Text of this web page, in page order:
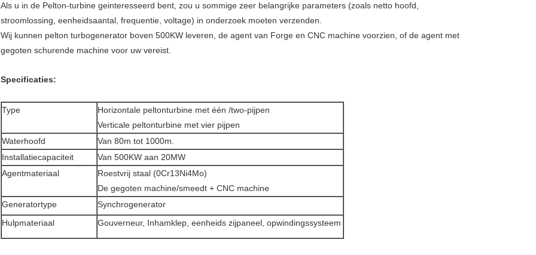
Als u in de Pelton-turbine geinteresseerd bent, zou u sommige zeer belangrijke parameters (zoals netto hoofd,
stroomlossing, eenheidsaantal, frequentie, voltage) in onderzoek moeten verzenden.
Wij kunnen pelton turbogenerator boven 500KW leveren, de agent van Forge en CNC machine voorzien, of de agent met
gegoten schurende machine voor uw vereist.
Specificaties:
Type
Horizontale peltonturbine met één /two-pijpen
Verticale peltonturbine met vier pijpen
Waterhoofd
Van 80m tot 1000m.
Installatiecapaciteit
Van 500KW aan 20MW
Agentmateriaal
Roestvrij staal (0Cr13Ni4Mo)
De gegoten machine/smeedt + CNC machine
Generatortype
Synchrogenerator
Hulpmateriaal
Gouverneur, Inhamklep, eenheids zijpaneel, opwindingssysteem